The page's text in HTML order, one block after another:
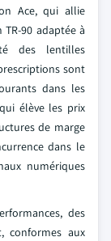
Ace, qui allie
90 adaptée à
des lentilles
sont
dans les
élève les prix
de marge
dans le
numériques
des
conformes aux